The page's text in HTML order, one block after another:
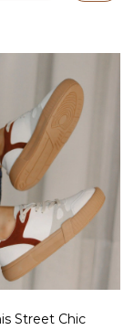
Street Chic